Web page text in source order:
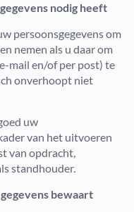
nodig heeft
persoonsgegevens om
nemen als u daar om
mail en/of per post) te
onverhoopt niet
uw
van het uitvoeren
van opdracht,
standhouder.
bewaart